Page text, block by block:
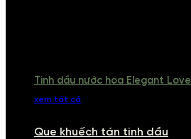
Tinh dầu nước hoa Elegant Love
xem tất cả
Que khuếch tán tinh dầu